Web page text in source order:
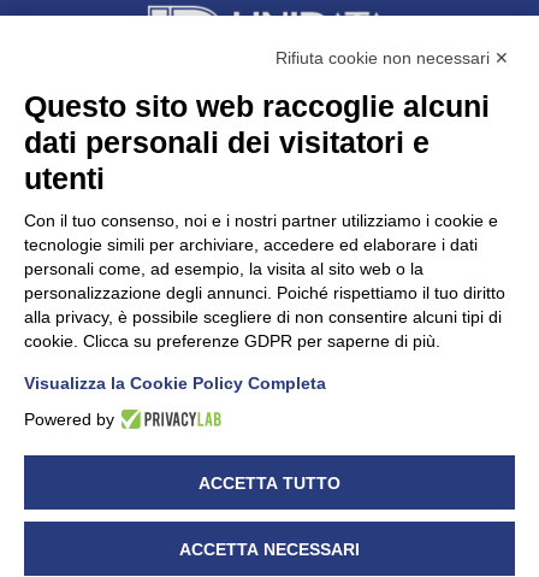
Unidata s.r.lcon unico socio
Largo dell’Artigianato, 1 - 23100 Sondrio
C.F. 00481790145 - N.REA SO-36426
PEC: unidata.sondrio@legalmail.it
Cap. soc. euro 100.000,00 i.v.
UNIDATA - Informativa privacy (per i clienti)
UNIDATA - Whistleblowing
Rifiuta cookie non necessari ✕
Questo sito web raccoglie alcuni
dati personali dei visitatori e
utenti
Con il tuo consenso, noi e i nostri partner utilizziamo i cookie e
tecnologie simili per archiviare, accedere ed elaborare i dati
personali come, ad esempio, la visita al sito web o la
personalizzazione degli annunci. Poiché rispettiamo il tuo diritto
alla privacy, è possibile scegliere di non consentire alcuni tipi di
cookie. Clicca su preferenze GDPR per saperne di più.
Visualizza la Cookie Policy Completa
Powered by
ACCETTA TUTTO
ACCETTA NECESSARI